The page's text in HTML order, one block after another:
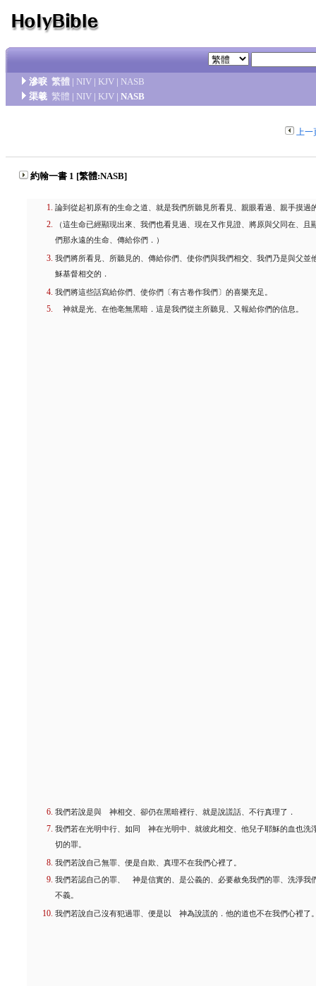
滲唳 繁體 | NIV | KJV | NASB
渠羲 繁體 | NIV | KJV | NASB
上
約翰一書 1 [繁體:NASB]
論到從起初原有的生命之道、就是我們所聽見所看見、親眼看過、親手摸過
（這生命已經顯現出來、我們也看見過、現在又作見證、將原與父同在、且
們那永遠的生命、傳給你們．）
我們將所看見、所聽見的、傳給你們、使你們與我們相交、我們乃是與父並
穌基督相交的．
我們將這些話寫給你們、使你們〔有古卷作我們〕的喜樂充足。
神就是光、在他亳無黑暗．這是我們從主所聽見、又報給你們的信息。
我們若說是與 神相交、卻仍在黑暗裡行、就是說謊話、不行真理了．
我們若在光明中行、如同 神在光明中、就彼此相交、他兒子耶穌的血也洗
切的罪。
我們若說自己無罪、便是自欺、真理不在我們心裡了。
我們若認自己的罪、 神是信實的、是公義的、必要赦免我們的罪、洗淨我
不義。
我們若說自己沒有犯過罪、便是以 神為說謊的．他的道也不在我們心裡了